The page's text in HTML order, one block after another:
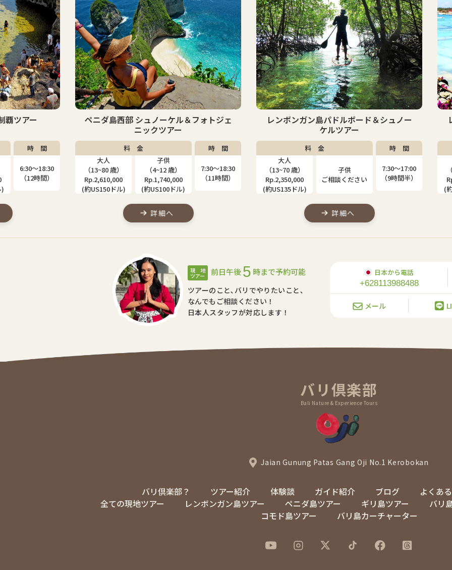
フォトジェ
時 間
7:30〜18:30
（11時間）
レンボンガン島パドルボード＆シュノー
ケルツアー
料 金
大人
（13~70 歳）
Rp.2,350,000
(約US135ドル)
子供
ご相談ください
時 間
7:30〜17:00
（9時間半）
詳細へ
レンボンガン島マングローブ＆シュノー
ケルツアー
料 金
大人
（13~80 歳）
Rp.2,000,000
(約US115ドル)
（4~12 歳）
Rp.1,310,000
時 間
7:30〜17:00
（9時間半）
詳細へ
(
現 地
ツアー 前日午後5 時まで予約可能
ツアーのこと､バリでやりたいこと､
なんでもご相談ください！
日本人スタッフが対応します！
日本から電話
+628113988488
メール
バリ倶楽部
Bali Nature & Experience Tours
Jaian Gunung Patas Gang Oji No.1 Kerobokan
バリ倶楽部？ ツアー紹介 体験談 ガイド紹介 ブログ
よくあ
全ての現地ツアー
レンボンガン島ツアー ペニダ島ツアー ギリ島ツアー
バリ
コモド島ツアー
バリ島カーチャーター